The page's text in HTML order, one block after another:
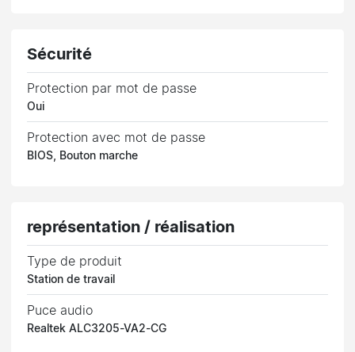
Sécurité
Protection par mot de passe
Oui
Protection avec mot de passe
BIOS, Bouton marche
représentation / réalisation
Type de produit
Station de travail
Puce audio
Realtek ALC3205-VA2-CG